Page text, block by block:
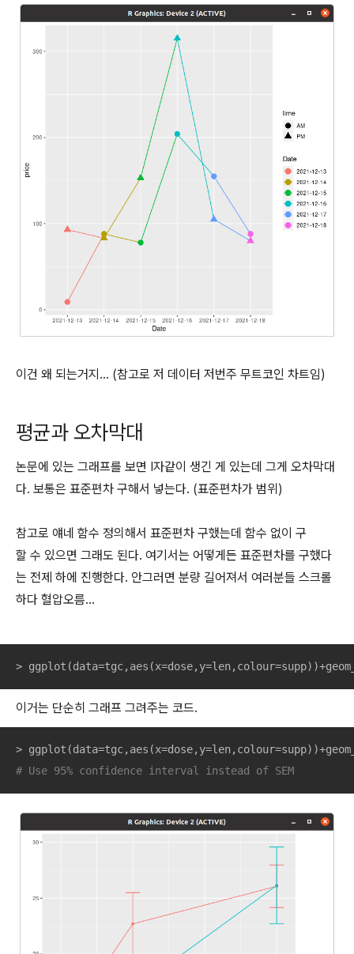
이건 왜 되는거지... (참고로 저 데이터 저번주 무트코인 차트임)
평균과 오차막대
논문에 있는 그래프를 보면 I자같이 생긴 게 있는데 그게 오차막대
다. 보통은 표준편차 구해서 넣는다. (표준편차가 범위)
참고로 얘네 함수 정의해서 표준편차 구했는데 함수 없이 구
할 수 있으면 그래도 된다. 여기서는 어떻게든 표준편차를 구했다
는 전제 하에 진행한다. 안그러면 분량 길어져서 여러분들 스크롤
하다 혈압오름...
>
이거는 단순히 그래프 그려주는 코드.
>
# Use 95% confidence interval instead of SEM